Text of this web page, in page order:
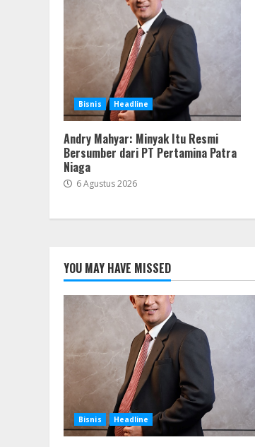
Bisnis Headline
Andry Mahyar: Minyak Itu Resmi
Bersumber dari PT Pertamina Patra
Niaga
6 Agustus 2026
YOU MAY HAVE MISSED
Bisnis Headline